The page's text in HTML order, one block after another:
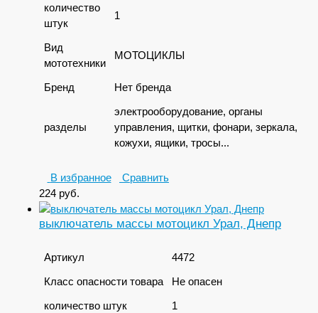
количество
штук
1
Вид
мототехники
МОТОЦИКЛЫ
Бренд Нет бренда
разделы
электрооборудование, органы
управления, щитки, фонари, зеркала,
кожухи, ящики, тросы...
В избранное
Сравнить
224 руб.
выключатель массы мотоцикл Урал, Днепр
Артикул
4472
Класс опасности товара
Не опасен
количество штук
1